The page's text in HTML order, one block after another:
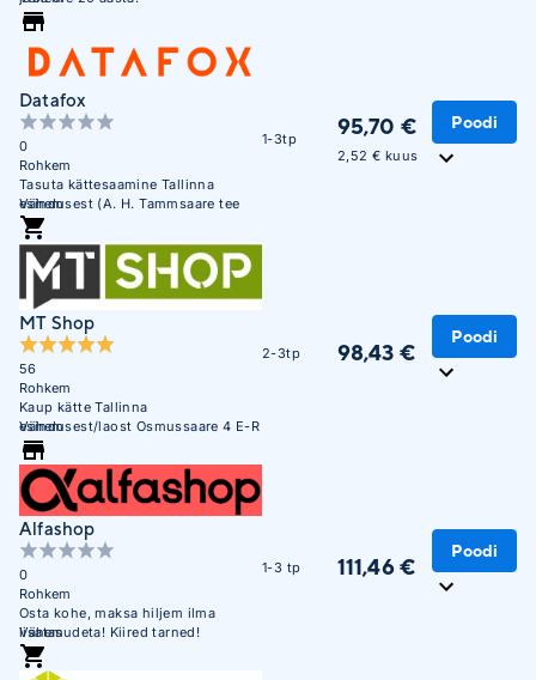
Datafox
0
Rohkem
Tasuta kättesaamine Tallinna
esindusest (A. H. Tammsaare tee
47). E-R 09:00 - 17:00
Vähem
1-3tp 95,70 €
2,52 € kuus
Poodi
MT Shop
56
Rohkem
Kaup kätte Tallinna
esindusest/laost Osmussaare 4 E-R
10:00 - 17:00
Vähem
2-3tp 98,43 €
Poodi
Alfashop
0
Rohkem
Osta kohe, maksa hiljem ilma
lisatasudeta! Kiired tarned!
Vähem
1-3 tp 111,46 €
Poodi